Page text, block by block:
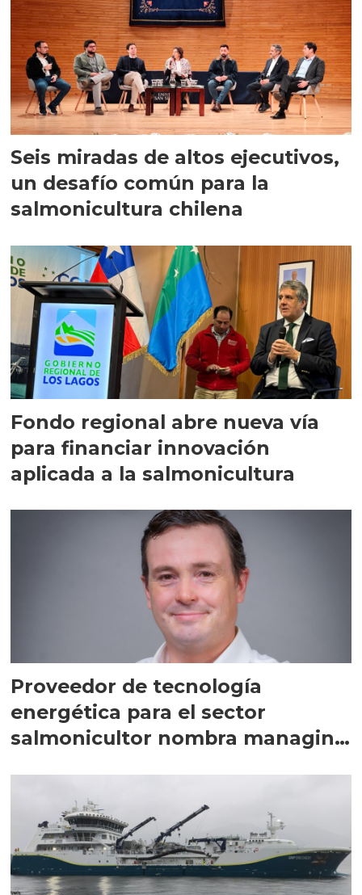
Seis miradas de altos ejecutivos,
un desafío común para la
salmonicultura chilena
Fondo regional abre nueva vía
para financiar innovación
aplicada a la salmonicultura
Proveedor de tecnología
energética para el sector
salmonicultor nombra managing